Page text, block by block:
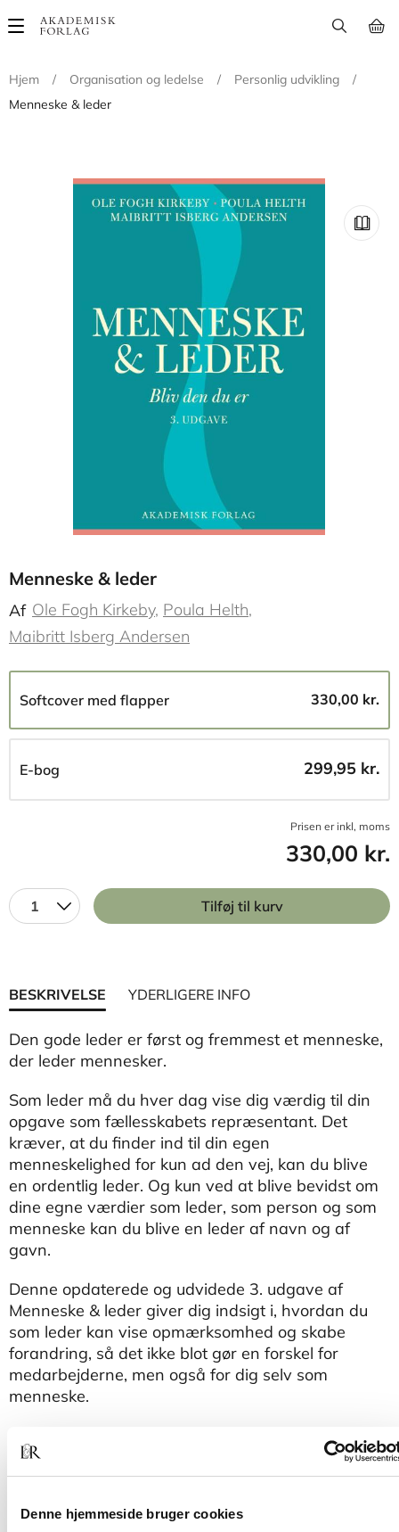
Denne hjemmeside bruger cookies
Main
Hjem
/ Organisation og ledelse / Personlig udvikling
/
Menneske & leder
Menneske & leder
Af Ole Fogh Kirkeby Poula Helth
Maibritt Isberg Andersen
Softcover med flapper 330,00 kr.
E-bog 299,95 kr.
Prisen er inkl, moms
330,00 kr.
1 Tilføj til kurv
BESKRIVELSE YDERLIGERE INFO
Den gode leder er først og fremmest et menneske,
der leder mennesker.
Som leder må du hver dag vise dig værdig til din
opgave som fællesskabets repræsentant. Det
kræver, at du finder ind til din egen
menneskelighed for kun ad den vej, kan du blive
en ordentlig leder. Og kun ved at blive bevidst om
dine egne værdier som leder, som person og som
menneske kan du blive en leder af navn og af
gavn.
Denne opdaterede og udvidede 3. udgave af
Menneske & leder giver dig indsigt i, hvordan du
som leder kan vise opmærksomhed og skabe
forandring, så det ikke blot gør en forskel for
medarbejderne, men også for dig selv som
menneske.
protreptikken – en dialogisk metode, der hjælper
mennesker med at vende sig mod det liv, som de
blive bevidst om dine egne værdier som menneske